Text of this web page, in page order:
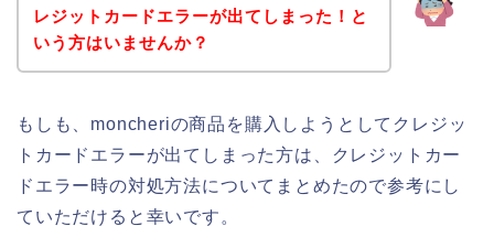
レジットカードエラーが出てしまった！と
いう方はいませんか？
もしも、moncheriの商品を購入しようとしてクレジッ
トカードエラーが出てしまった方は、クレジットカー
ドエラー時の対処方法についてまとめたので参考にし
ていただけると幸いです。